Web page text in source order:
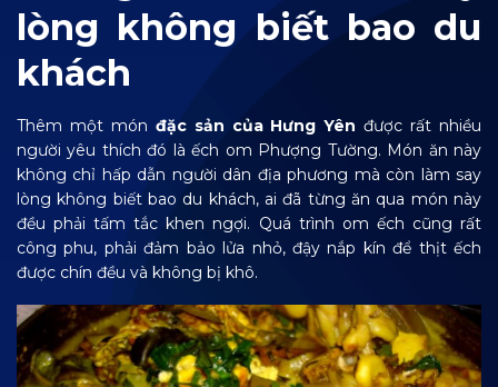
lòng không biết bao du
khách
Thêm một món đặc sản của Hưng Yênđược rất nhiều
người yêu thích đó là ếch om Phượng Tường. Món ăn này
không chỉ hấp dẫn người dân địa phương mà còn làm say
lòng không biết bao du khách, ai đã từng ăn qua món này
đều phải tấm tắc khen ngợi. Quá trình om ếch cũng rất
công phu, phải đảm bảo lửa nhỏ, đậy nắp kín để thịt ếch
được chín đều và không bị khô.